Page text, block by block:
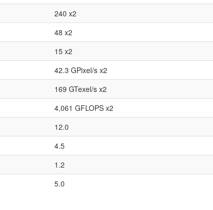
240 x2
48 x2
15 x2
42.3 GPixel/s x2
169 GTexel/s x2
4,061 GFLOPS x2
12.0
4.5
1.2
5.0